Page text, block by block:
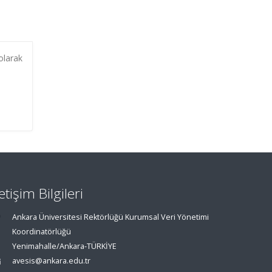
Bilgileri
Ankara Üniversitesi Rektörlüğü Kurumsal Veri Yönetimi
Koordinatörlüğü
Yenimahalle/Ankara-TÜRKİYE
avesis@ankara.edu.tr